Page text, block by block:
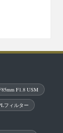
F1.8 USM
フィルター